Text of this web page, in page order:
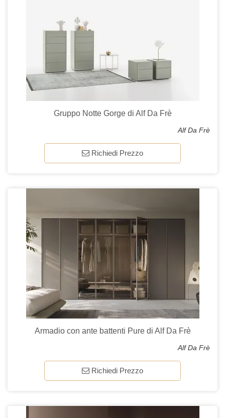
Gruppo Notte Gorge di Alf Da Frè
Alf Da Frè
Richiedi Prezzo
Armadio con ante battenti Pure di Alf Da Frè
Alf Da Frè
Richiedi Prezzo